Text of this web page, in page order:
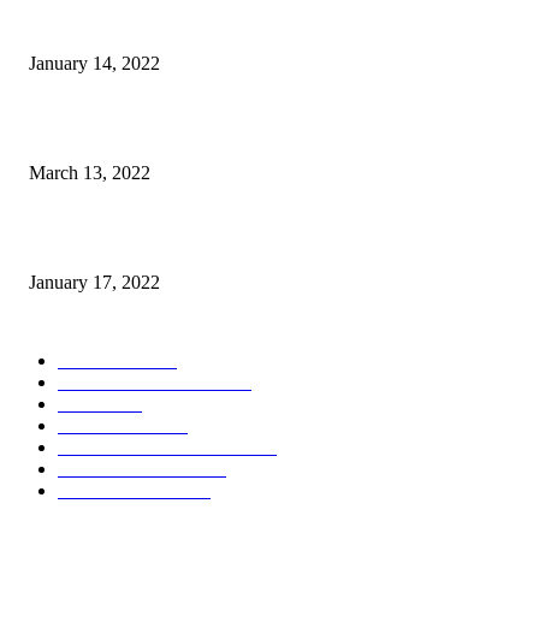
January 14, 2022
March 13, 2022
January 17, 2022